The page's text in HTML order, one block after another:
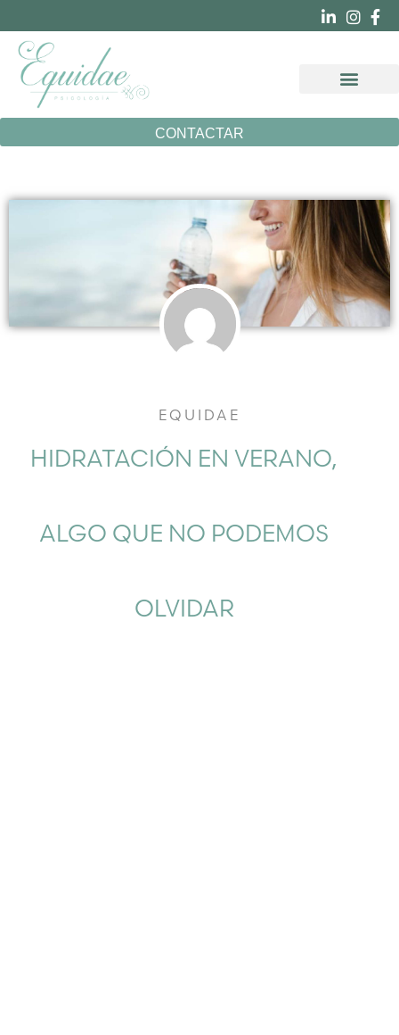
CONTACTAR
EQUIDAE
HIDRATACIÓN EN VERANO,
ALGO QUE NO PODEMOS
OLVIDAR